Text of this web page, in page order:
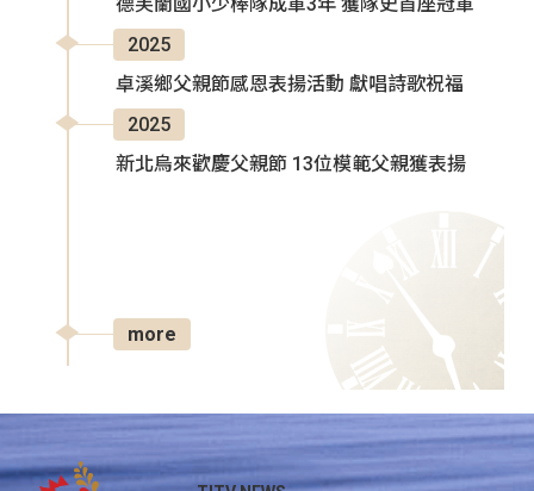
2025
卓溪鄉父親節感恩表揚活動 獻唱詩歌祝福
2025
新北烏來歡慶父親節 13位模範父親獲表揚
more